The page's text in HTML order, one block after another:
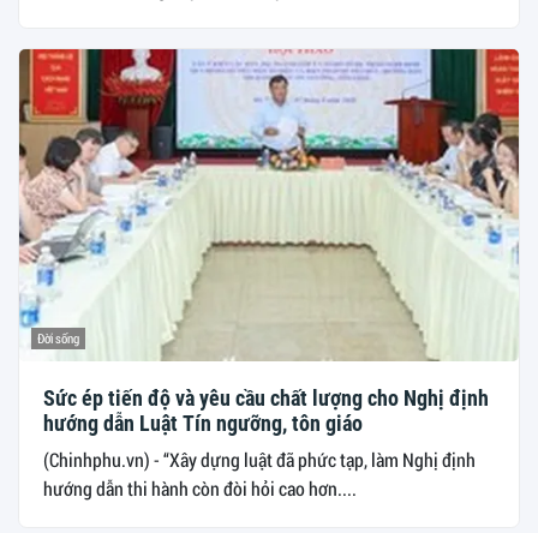
Đời sống
Sức ép tiến độ và yêu cầu chất lượng cho Nghị định
hướng dẫn Luật Tín ngưỡng, tôn giáo
(Chinhphu.vn) - “Xây dựng luật đã phức tạp, làm Nghị định
hướng dẫn thi hành còn đòi hỏi cao hơn....